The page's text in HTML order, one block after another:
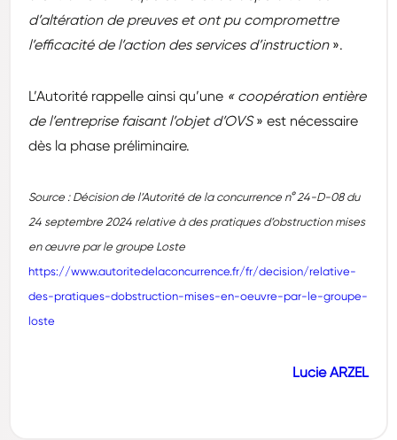
d’altération de preuves et ont pu compromettre
l’efficacité de l’action des services d’instruction».
L’Autorité rappelle ainsi qu’une « coopération entière
de l’entreprise faisant l’objet d’OVS» est nécessaire
dès la phase préliminaire.
Source : Décision de l’Autorité de la concurrence n° 24-D-08 du
24 septembre 2024 relative à des pratiques d’obstruction mises
en œuvre par le groupe Loste
https://www.autoritedelaconcurrence.fr/fr/decision/relative-
des-pratiques-dobstruction-mises-en-oeuvre-par-le-groupe-
loste
Lucie ARZEL